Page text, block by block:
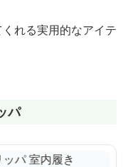
れる実用的なアイテ
パ